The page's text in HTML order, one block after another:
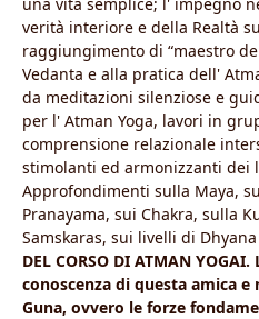
verità interiore e della Realtà
raggiungimento di “maestro
Vedanta e alla pratica dell'
da meditazioni silenziose e
per l' Atman Yoga, lavori in
comprensione relazionale
stimolanti ed armonizzanti dei
Approfondimenti sulla Maya,
Pranayama, sui Chakra, sulla
Samskaras, sui livelli di
DEL CORSO DI ATMAN
conoscenza di questa amica
Guna, ovvero le forze